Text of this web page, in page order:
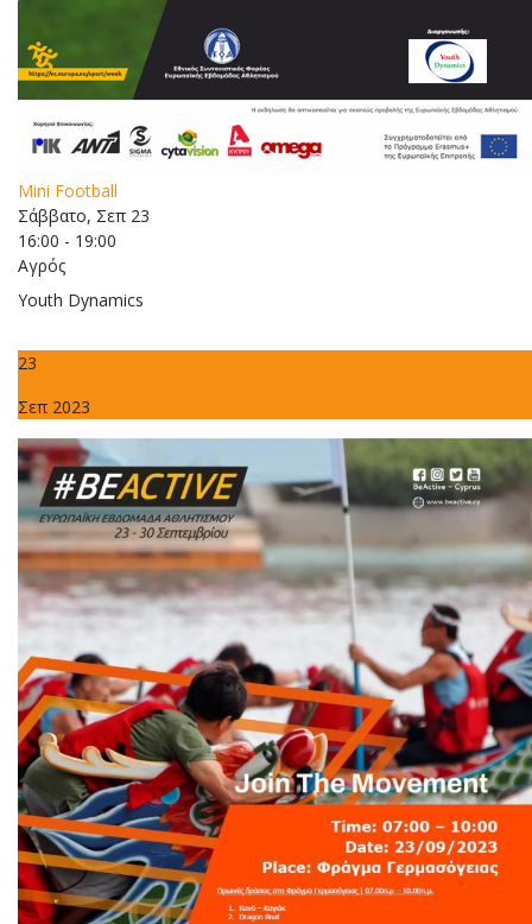
Mini Football
Σάββατο, Σεπ 23
16:00 - 19:00
Αγρός
Youth Dynamics
23
Σεπ 2023